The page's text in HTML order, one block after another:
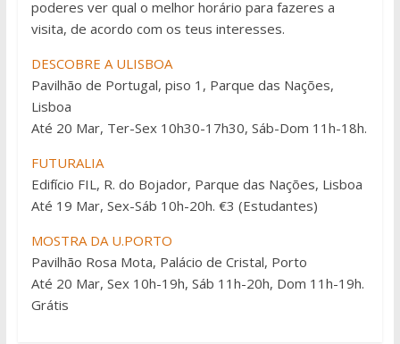
poderes ver qual o melhor horário para fazeres a
visita, de acordo com os teus interesses.
DESCOBRE A ULISBOA
Pavilhão de Portugal, piso 1, Parque das Nações,
Lisboa
Até 20 Mar, Ter-Sex 10h30-17h30, Sáb-Dom 11h-18h.
FUTURALIA
Edifício FIL, R. do Bojador, Parque das Nações, Lisboa
Até 19 Mar, Sex-Sáb 10h-20h. €3 (Estudantes)
MOSTRA DA U.PORTO
Pavilhão Rosa Mota, Palácio de Cristal, Porto
Até 20 Mar, Sex 10h-19h, Sáb 11h-20h, Dom 11h-19h.
Grátis